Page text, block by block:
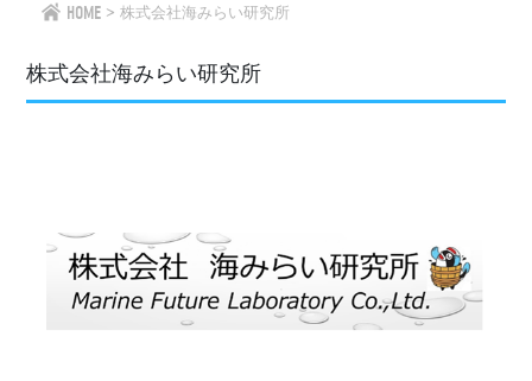
HOME 株式会社海みらい研究所
株式会社海みらい研究所